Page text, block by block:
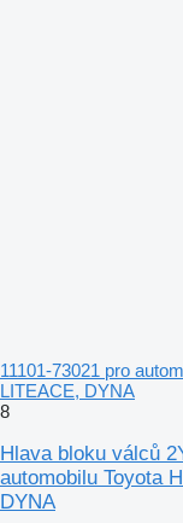
11101-73021 pro
LITEACE, DYNA
8
Hlava bloku válců
automobilu Toyota
DYNA